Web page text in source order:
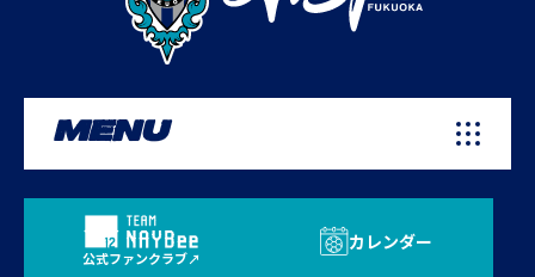
MENU
公式ファンクラブ
カレンダー